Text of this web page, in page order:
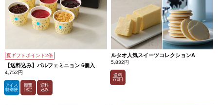
夏ギフトポイント2倍
【送料込み】パルフェミニョン 6個入
4,752円
アイス
特別便
期間
限定
送料
込み
ルタオ人気スイーツコレクションA
5,832円
送料
770円